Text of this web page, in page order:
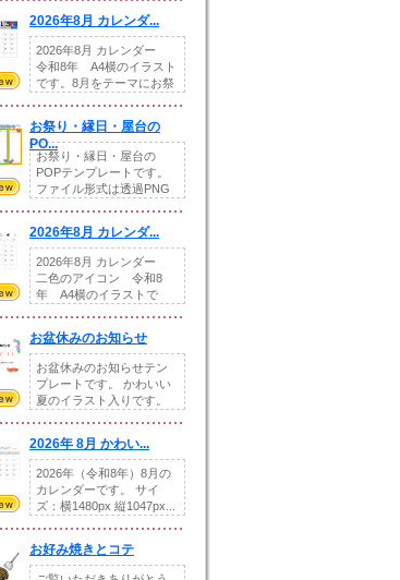
2026年8月 カレンダ...
2026年8月 カレンダー
令和8年 A4横のイラスト
です。8月をテーマにお祭
お祭り・縁日・屋台の
PO...
お祭り・縁日・屋台の
POPテンプレートです。
ファイル形式は透過PNG
2026年8月 カレンダ...
2026年8月 カレンダー
二色のアイコン 令和8
年 A4横のイラストで
お盆休みのお知らせ
お盆休みのお知らせテン
プレートです。 かわいい
夏のイラスト入りです。
2026年 8月 かわい...
2026年（令和8年）8月の
カレンダーです。 サイ
ズ：横1480px 縦1047px...
お好み焼きとコテ